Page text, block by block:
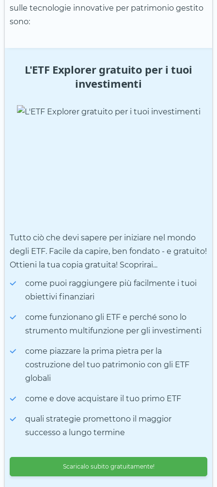
sulle tecnologie innovative per patrimonio gestito
sono:
L'ETF Explorer gratuito per i tuoi
investimenti
Tutto ciò che devi sapere per iniziare nel mondo
degli ETF. Facile da capire, ben fondato - e gratuito!
Ottieni la tua copia gratuita! Scoprirai...
come puoi raggiungere più facilmente i tuoi
obiettivi finanziari
come funzionano gli ETF e perché sono lo
strumento multifunzione per gli investimenti
come piazzare la prima pietra per la
costruzione del tuo patrimonio con gli ETF
globali
come e dove acquistare il tuo primo ETF
quali strategie promettono il maggior
successo a lungo termine
Scaricalo subito gratuitamente!